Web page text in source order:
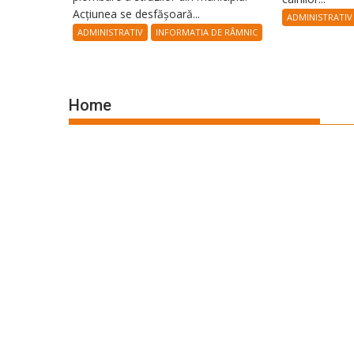
Acțiunea se desfășoară...
ADMINISTRATIV INFORMATIA DE RÂMNIC
ADMINISTRATIV
Home